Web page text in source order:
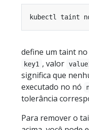
kubectl taint
define um taint
key1 , valor
significa que
executado no nó
tolerância
Para remover o